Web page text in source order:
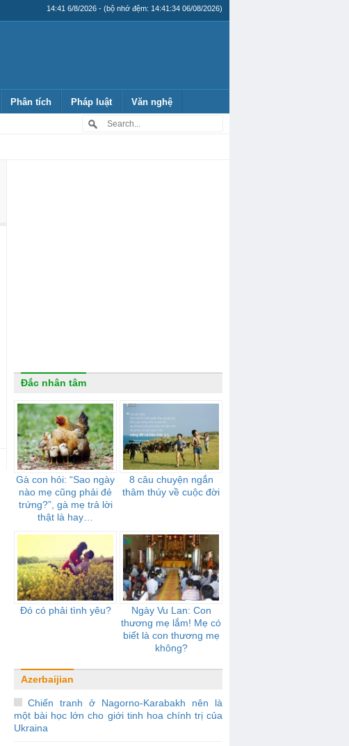
14:41 6/8/2026 - (bộ nhớ đệm: 14:41:34 06/08/2026)
Phân tích Pháp luật Văn nghệ
Đắc nhân tâm
Gà con hỏi: “Sao ngày
nào mẹ cũng phải đẻ
trứng?”, gà mẹ trả lời
thật là hay…
8 câu chuyện ngắn
thâm thúy về cuộc đời
Đó có phải tình yêu?
Ngày Vu Lan: Con
thương mẹ lắm! Mẹ có
biết là con thương mẹ
không?
Azerbaijian
Chiến tranh ở Nagorno-Karabakh nên là
một bài học lớn cho giới tinh hoa chính trị của
Ukraina